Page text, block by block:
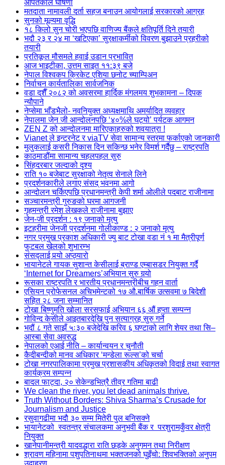
आपतकाल घोषणा
मतदाता नामावली दर्ता सहज बनाउन आयोगलाई सरकारको आग्रह
सुनको मूल्यमा वृद्धि
१८ किलो सुन चोरी भएपछि वाणिज्य बैंकले क्षतिपूर्ति दिने तयारी
भदौ २३ र २४ मा ‘खटिएका’ सुरक्षाकर्मीको विवरण बुझाउने प्रहरीको
तयारी
प्रतिकूल मौसमले हवाई उडान प्रभावित
आज भाइटीका, उत्तम साइत ११:३९ बजे
नेपाल विश्वकप क्रिकेट एशिया छनोट च्याम्पिअन
निर्वाचन कार्यतालिका सार्वजनिक
वडा दशैँ २०८२ को अवसरमा हार्दिक मंगलमय शुभकामना – दिपक
न्यौपाने
नेप्सेमा भाँडभैलो- नवनियुक्त अध्यक्षमाथि अमर्यादित व्यवहार
नेपालमा जेन जी आन्दोलनपछि ‘४०%ले घट्यो’ पर्यटक आगमन
ZEN Z को आन्दोलनमा मारिएकाहरुको शवयात्रा !
Vianet ले इन्टरनेट र viaTV सेवा सामान्य स्तरमा फर्काएको जानकारी
मुलुकलाई कसरी निकास दिन सकिन्छ भनेर विमर्श गर्दैछु – राष्ट्रपति
काठमाडौंमा सामान्य चहलपहल सुरु
सिंहदरबार जल्दाको दृश्य
राति १० बजेबाट सुरक्षाको नेतृत्व सेनाले लिने
प्रदर्शनकारीले लगाए संसद् भवनमा आगो
आन्दोलन चर्किएपछि प्रधानमन्त्री केपी शर्मा ओलीले पदबाट ‍राजीनामा
सञ्चारमन्त्री गुरुङको घरमा आगजनी
गृहमन्त्री रमेश लेखकले राजीनामा बुझाए
जेन-जी प्रदर्शन : १९ जनाको मृत्यु
इटहरीमा जेनजी प्रदर्शनमा गोलीकाण्ड : २ जनाको मृत्यु
नगर प्रमुख प्रकाश अधिकारी ज्यु बाट टोखा वडा नं १ मा मैत्रीपूर्ण
फुटबल खेलको शुभारम्भ
संसद्लाई पर्‍यो अप्ठ्यारो
भायानेटले गायक सुशान्त केसीलाई ब्राण्ड एम्बासडर नियुक्त गर्दै
‘Internet for Dreamers’अभियान सुरु गर्‍यो
रूसका राष्ट्रपति र भारतीय प्रधानमन्त्रीबीच गहन वार्ता
एसियन प्रोफेसनल अचिभमेन्टको १७ औ.बार्षिक उत्सवमा ७ बिदेशी
सहित २८ जना सम्मानित
टोखा बिष्णुमति खोला सरसफाई अभियान ६६ औं हप्ता सम्पन्न
गोविन्द केसीले आइतबारदेखि पुन सत्याग्रह सुरु गर्ने
भदौं ८ गते साझँ ५ः३० बजेदेखि करिव ६ घण्टाको लागि शेयर तथा सि–
आस्बा सेवा अवरुद्ध
नेपालको एआई नीति – कार्यान्वयन र चुनौती
कैदीबन्दीको मानव अधिकार ‘मन्डेला रूल्स’को चर्चा
टोखा नगरपालिकामा प्रमुख प्रशासकीय अधिकृतको विदाई तथा स्वागत
कार्यक्रम सम्पन्न
बादल फाट्दा, २० सेकेन्डभित्रै तीव्र गतिमा बाढी
We clean the river, you let dead animals thrive.
Truth Without Borders: Shiva Sharma’s Crusade for
Journalism and Justice
रसुवागढीमा भदौ ३० सम्म मितेरी पुल बनिसक्ने
भायानेटको स्वतन्त्र संचालकमा अनुभवी बैंक र परशुरामकुँवर क्षेत्री
नियुक्त
खानेपानीमन्त्री यादवद्धारा राति छड्के अनुगमन तथा निरीक्षण
श्रावण महिनामा पशुपतिनाथमा भक्तजनको घुइँचो: शिवभक्तिको अनुपम
उदाहरण